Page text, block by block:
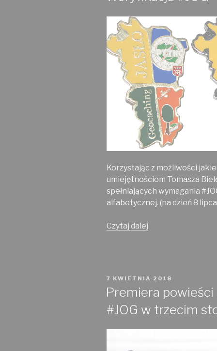
Korzystając z możliwości
umiejętnościom Tomasza
spełniających wymagania
alfabetycznej. (na dzień 8 lipca
Czytaj dalej
r.”
OPUBLIKOWANE
7 KWIETNIA 2018
Premiera
#JOG w trzecim